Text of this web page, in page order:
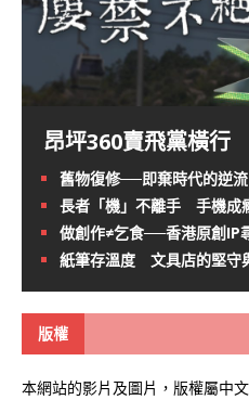
昂坪360賣飛黨橫行
舊物復修──即棄時代的逆流
長者「機」不離手 手機成
做創作≠乞食──香港原創IP
紙筆存溫度 文具店的堅守
版權
本網站的影片及圖片，版權屬中